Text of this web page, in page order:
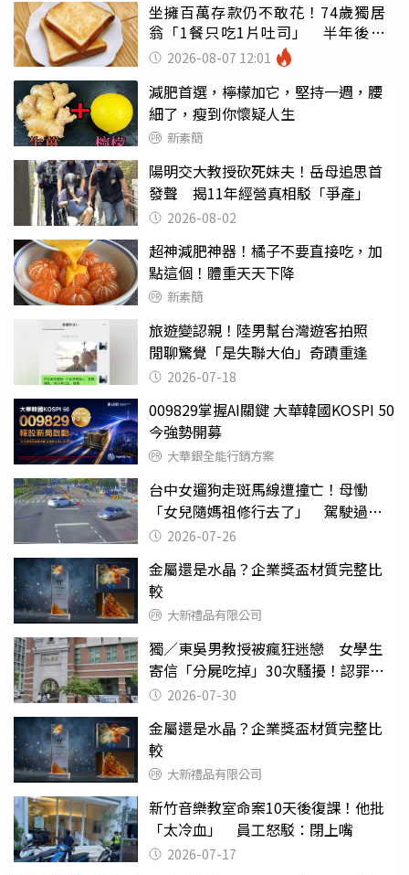
坐擁百萬存款仍不敢花！74歲獨居
翁「1餐只吃1片吐司」 半年後暴
瘦嚇壞女兒
2026-08-07 12:01
減肥首選，檸檬加它，堅持一週，腰
細了，瘦到你懷疑人生
新素簡
陽明交大教授砍死妹夫！岳母追思首
發聲 揭11年經營真相駁「爭產」
2026-08-02
超神減肥神器！橘子不要直接吃，加
點這個！體重天天下降
新素簡
旅遊變認親！陸男幫台灣遊客拍照
閒聊驚覺「是失聯大伯」奇蹟重逢
2026-07-18
009829掌握AI關鍵 大華韓國KOSPI 50
今強勢開募
大華銀全能行銷方案
台中女遛狗走斑馬線遭撞亡！母慟
「女兒隨媽祖修行去了」 駕駛過失
致死判9月
2026-07-26
金屬還是水晶？企業獎盃材質完整比
較
大新禮品有限公司
獨／東吳男教授被瘋狂迷戀 女學生
寄信「分屍吃掉」30次騷擾！認罪免
關 2026-07-30
金屬還是水晶？企業獎盃材質完整比
較
大新禮品有限公司
新竹音樂教室命案10天後復課！他批
「太冷血」 員工怒駁：閉上嘴
2026-07-17